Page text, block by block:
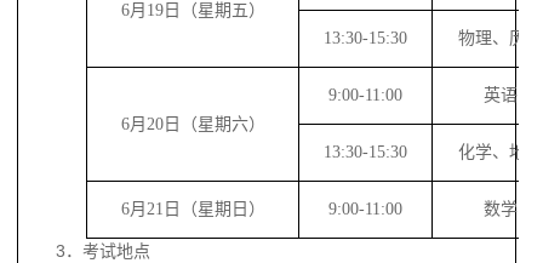
6月 19日 （星期五）
13:30-15:30 物理、历史
6月 20日 （星期六）
9:00-11:00 英语
13:30-15:30 化学、地理
6月 21 日 （星期日） 9:00-11:00 数学
3．考试地点